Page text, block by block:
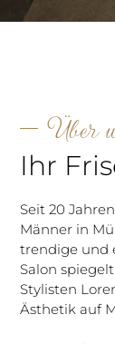
Über
Ihr
Seit 20
Männer in
trendige und
Salon
Stylisten
Ästhetik auf